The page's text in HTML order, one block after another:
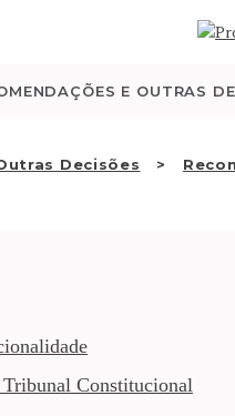
E OUTRAS
Decisões
QUEM
ATIVIDADE
Tribunal Constitucional